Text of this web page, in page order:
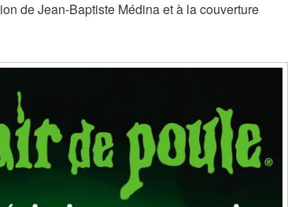
de Jean-Baptiste Médina et à la couverture